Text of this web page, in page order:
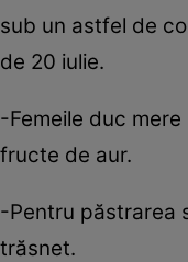
sub un astfel de
de 20 iulie.
-Femeile duc
fructe de aur.
-Pentru păstrarea
trăsnet.